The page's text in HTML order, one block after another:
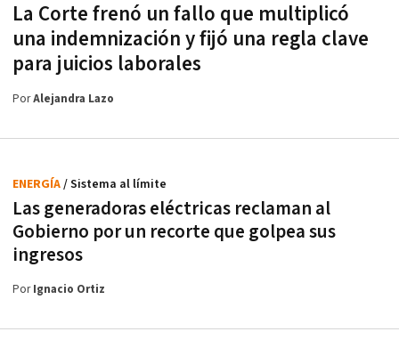
La Corte frenó un fallo que multiplicó
una indemnización y fijó una regla clave
para juicios laborales
PorAlejandra Lazo
Las generadoras eléctricas reclaman al
Gobierno por un recorte que golpea sus
ingresos
ENERGÍA/ Sistema al límite
PorIgnacio Ortiz